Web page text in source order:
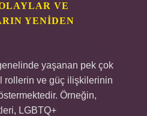
VE
YENIDEN
yaşanan pek çok
rollerin ve güç ilişkilerinin
Örneğin,
LGBTQ+